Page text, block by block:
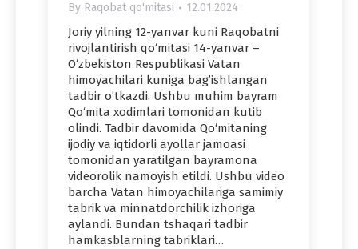
By Raqobat qo'mitasi 12.01.2024
Joriy yilning 12-yanvar kuni Raqobatni
rivojlantirish qo‘mitasi 14-yanvar –
O‘zbekiston Respublikasi Vatan
himoyachilari kuniga bag’ishlangan
tadbir o’tkazdi. Ushbu muhim bayram
Qo‘mita xodimlari tomonidan kutib
olindi. Tadbir davomida Qo‘mitaning
ijodiy va iqtidorli ayollar jamoasi
tomonidan yaratilgan bayramona
videorolik namoyish etildi. Ushbu video
barcha Vatan himoyachilariga samimiy
tabrik va minnatdorchilik izhoriga
aylandi. Bundan tshaqari tadbir
hamkasblarning tabriklari…